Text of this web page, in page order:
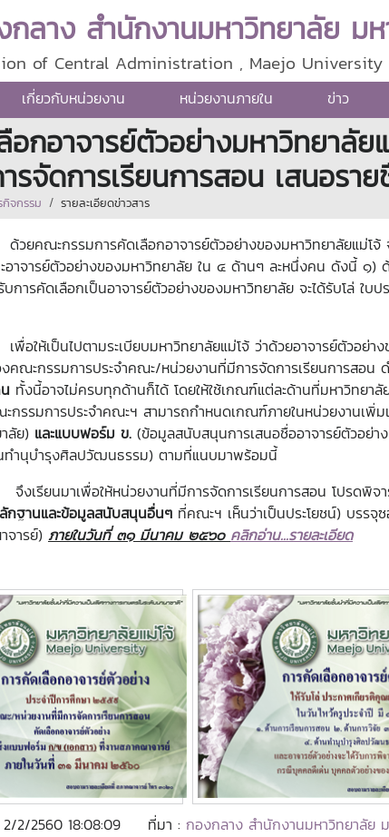
กลาง สำนักงานมหาวิทยาลัย ม
of Central Administration , Maejo University
เกี่ยวกับหน่วยงาน หน่วยงานภายใน ข่าว
อกอาจารย์ตัวอย่างมหาวิทยาลั
รจัดการเรียนการสอน เสนอรา
กิจกรรม รายละเอียดข่าวสาร
ารคัดเลือกอาจารย์ตัวอย่างของมหาวิทยาลัยแม่โจ้ จะดำ
ะอาจารย์ตัวอย่างของมหาวิทยาลัย ใน ๔ ด้านๆ ละหนึ่งคน ดังนี้ ๑)
บการคัดเลือกเป็นอาจารย์ตัวอย่างของมหาวิทยาลัย จะได้รับโล่
ามระเบียบมหาวิทยาลัยแม่โจ้ ว่าด้วยอาจารย์ตัวอย่างขอ
คณะกรรมการประจำคณะ/หน่วยงานที่มีการจัดการเรียนการสอ
ทั้งนี้อาจไม่ครบทุกด้านก็ได้ โดยให้ใช้เกณฑ์แต่ละด้านที่มหาวิทย
กรรมการประจำคณะฯ สามารถกำหนดเกณฑ์ภายในหน่วยงานเพิ่ม
ลัย) และแบบฟอร์ม ข. (ข้อมูลสนับสนุนการเสนอชื่ออาจารย์ตัวอย่า
ทำนุบำรุงศิลปวัฒนธรรม) ตามที่แนบมาพร้อมนี้
อให้หน่วยงานที่มีการจัดการเรียนการสอน โปรดพิจารณาด
กฐานและข้อมูลสนับสนุนอื่นๆ ที่คณะฯ เห็นว่าเป็นประโยชน์) บรรจุ
จารย์) ภายในวันที่ ๓๑ มีนาคม ๒๕๖๐ คลิกอ่าน...รายละเอียด
2/2560 18:08:09 ที่มา : กองกลาง สำนักงานมหาวิทยาลัย